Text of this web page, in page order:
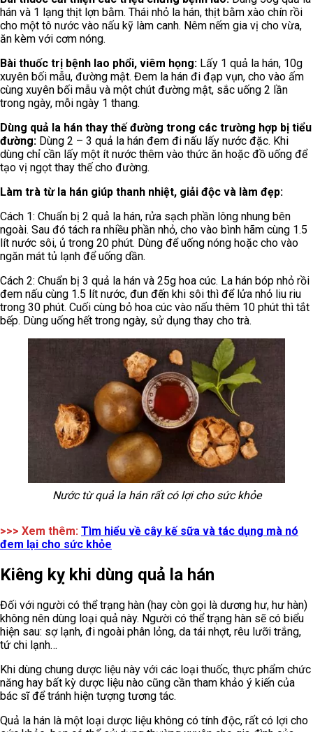
hán và 1 lạng thịt lợn bằm. Thái nhỏ la hán, thịt bằm xào chín rồi
cho một tô nước vào nấu kỹ làm canh. Nêm nếm gia vị cho vừa,
ăn kèm với cơm nóng.
Bài thuốc trị bệnh lao phổi, viêm họng: Lấy 1 quả la hán, 10g
xuyên bối mẫu, đường mật. Đem la hán đi đạp vụn, cho vào ấm
cùng xuyên bối mẫu và một chút đường mật, sắc uống 2 lần
trong ngày, mỗi ngày 1 thang.
Dùng quả la hán thay thế đường trong các trường hợp bị tiểu
đường: Dùng 2 – 3 quả la hán đem đi nấu lấy nước đặc. Khi
dùng chỉ cần lấy một ít nước thêm vào thức ăn hoặc đồ uống để
tạo vị ngọt thay thế cho đường.
Làm trà từ la hán giúp thanh nhiệt, giải độc và làm đẹp:
Cách 1: Chuẩn bị 2 quả la hán, rửa sạch phần lông nhung bên
ngoài. Sau đó tách ra nhiều phần nhỏ, cho vào bình hãm cùng 1.5
lít nước sôi, ủ trong 20 phút. Dùng để uống nóng hoặc cho vào
ngăn mát tủ lạnh để uống dần.
Cách 2: Chuẩn bị 3 quả la hán và 25g hoa cúc. La hán bóp nhỏ rồi
đem nấu cùng 1.5 lít nước, đun đến khi sôi thì để lửa nhỏ liu riu
trong 30 phút. Cuối cùng bỏ hoa cúc vào nấu thêm 10 phút thì tắt
bếp. Dùng uống hết trong ngày, sử dụng thay cho trà.
Nước từ quả la hán rất có lợi cho sức khỏe
>>> Xem thêm: Tìm hiểu về cây kế sữa và tác dụng mà nó
đem lại cho sức khỏe
Kiêng kỵ khi dùng quả la hán
Đối với người có thể trạng hàn (hay còn gọi là dương hư, hư hàn)
không nên dùng loại quả này. Người có thể trạng hàn sẽ có biểu
hiện sau: sợ lạnh, đi ngoài phân lỏng, da tái nhợt, rêu lưỡi trắng,
tứ chi lạnh…
Khi dùng chung dược liệu này với các loại thuốc, thực phẩm chức
năng hay bất kỳ dược liệu nào cũng cần tham khảo ý kiến của
bác sĩ để tránh hiện tượng tương tác.
Quả la hán là một loại dược liệu không có tính độc, rất có lợi cho